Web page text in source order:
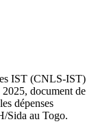
IST (CNLS-IST)
document de
dépenses
Sida au Togo.